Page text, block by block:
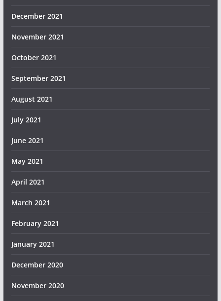
December 2021
November 2021
October 2021
September 2021
August 2021
July 2021
June 2021
May 2021
April 2021
March 2021
February 2021
January 2021
December 2020
November 2020